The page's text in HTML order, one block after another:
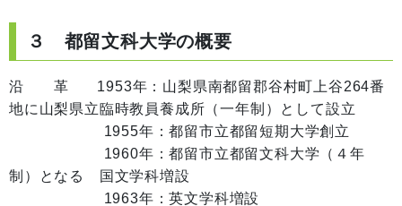
３ 都留文科大学の概要
沿 革 1953年：山梨県南都留郡谷村町上谷264番
地に山梨県立臨時教員養成所（一年制）として設立
1955年：都留市立都留短期大学創立
1960年：都留市立都留文科大学（４年
制）となる 国文学科増設
1963年：英文学科増設